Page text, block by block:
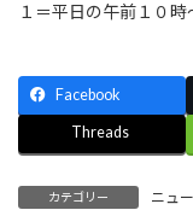
１＝平日の午前１０時
Facebook
Threads
カテゴリー ニュ